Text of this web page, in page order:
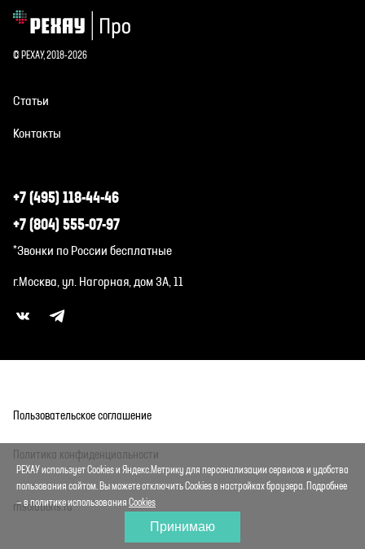
© РЕХАУ, 2018-2026
Статьи
Контакты
+7 (495) 118-44-46
+7 (804) 555-07-97
*Звонки по России бесплатные
г.Москва, ул. Нагорная, дом 3А, 11
Пользовательское соглашение
Политика конфиденциальности
rhsolutions.ru
РЕХАУ использует Cookies и Яндекс.Метрику для персонализации сервисов и удобства
пользования сайтом. Вы можете отключить Cookies в настройках браузера. Подробнее
— в политике использования Cookies
Принимаю